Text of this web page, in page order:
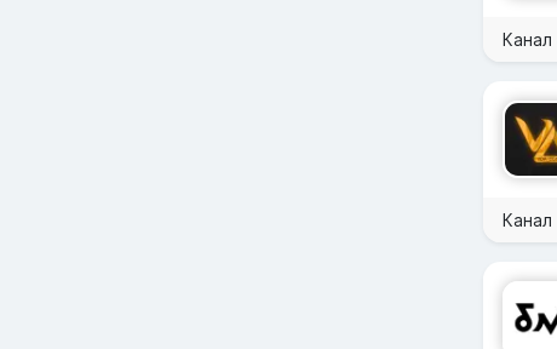
Канал
Канал